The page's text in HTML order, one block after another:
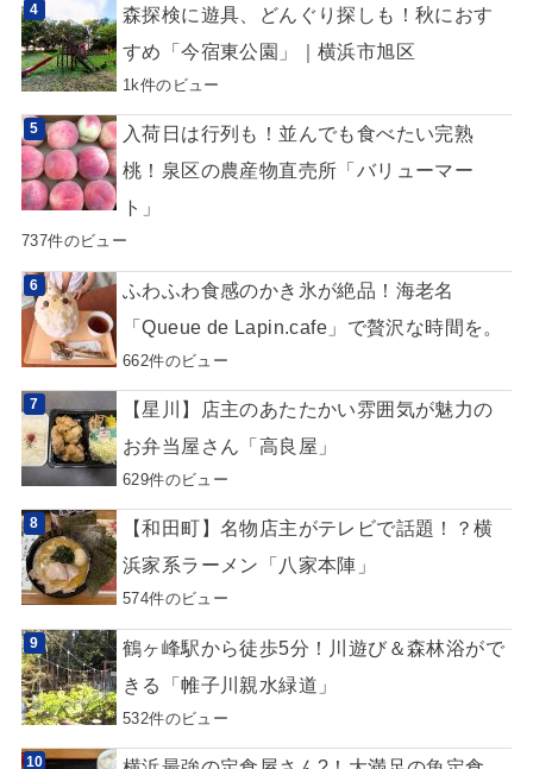
森探検に遊具、どんぐり探しも！秋におす
すめ「今宿東公園」｜横浜市旭区
1k件のビュー
入荷日は行列も！並んでも食べたい完熟
桃！泉区の農産物直売所「バリューマー
ト」
737件のビュー
ふわふわ食感のかき氷が絶品！海老名
「Queue de Lapin.cafe」で贅沢な時間を。
662件のビュー
【星川】店主のあたたかい雰囲気が魅力の
お弁当屋さん「高良屋」
629件のビュー
【和田町】名物店主がテレビで話題！？横
浜家系ラーメン「八家本陣」
574件のビュー
鶴ヶ峰駅から徒歩5分！川遊び＆森林浴がで
きる「帷子川親水緑道」
532件のビュー